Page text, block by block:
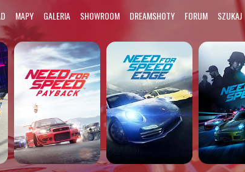
MAPY GALERIA SHOWROOM DREAMSHOTY FORUM SZUKAJ